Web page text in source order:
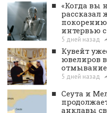
■ «Когда вы
рассказал
интервью
5 дней назад
■ Кувейт
ювелиров
5 дней назад
■ Сеута и
анклавы